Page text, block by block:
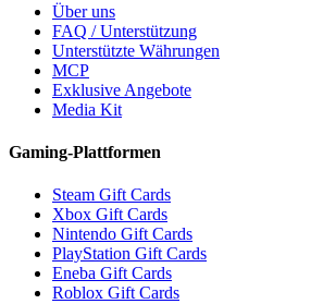
Über uns
FAQ / Unterstützung
Unterstützte Währungen
MCP
Exklusive Angebote
Media Kit
Gaming-Plattformen
Steam Gift Cards
Xbox Gift Cards
Nintendo Gift Cards
PlayStation Gift Cards
Eneba Gift Cards
Roblox Gift Cards